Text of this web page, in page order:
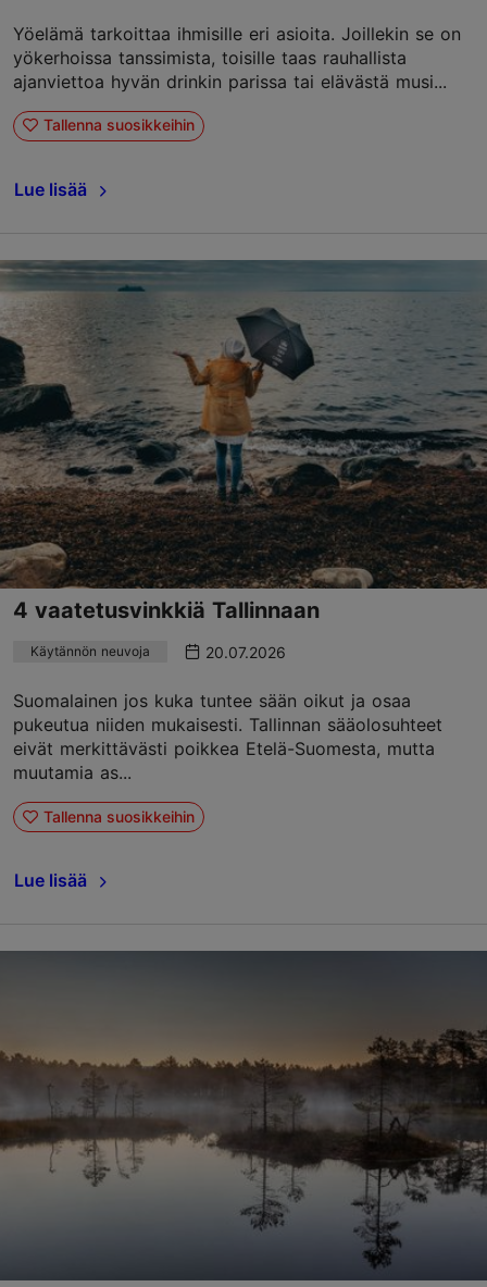
Yöelämä tarkoittaa ihmisille eri asioita. Joillekin se on
yökerhoissa tanssimista, toisille taas rauhallista
ajanviettoa hyvän drinkin parissa tai elävästä musi...
Tallenna suosikkeihin
Lue lisää
4 vaatetusvinkkiä Tallinnaan
Käytännön neuvoja 20.07.2026
Suomalainen jos kuka tuntee sään oikut ja osaa
pukeutua niiden mukaisesti. Tallinnan sääolosuhteet
eivät merkittävästi poikkea Etelä-Suomesta, mutta
muutamia as...
Tallenna suosikkeihin
Lue lisää